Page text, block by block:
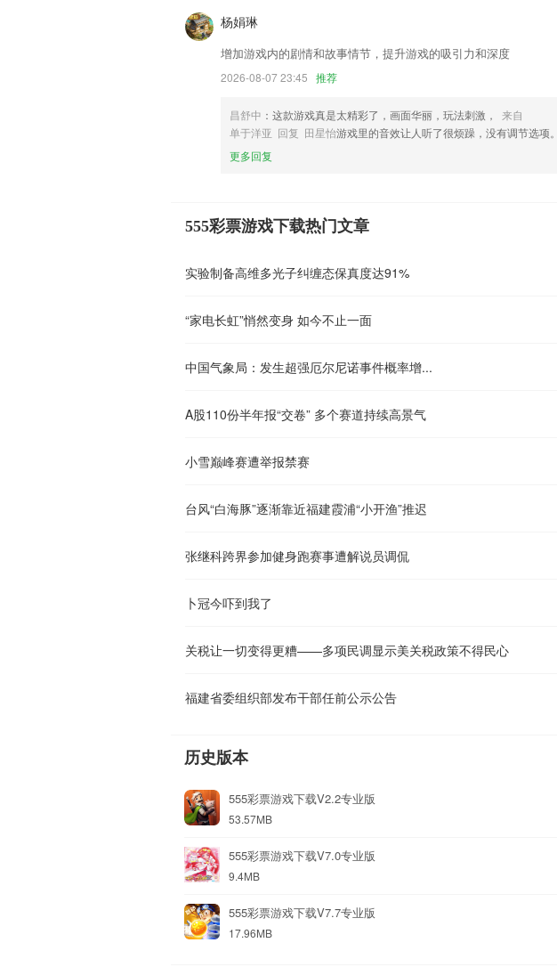
杨娟琳
增加游戏内的剧情和故事情节，提升游戏的吸引力和深度
2026-08-07 23:45 推荐
昌舒中 ：这款游戏真是太精彩了，画面华丽，玩法刺激，
来自
单于洋亚 回复 田星怡游戏里的音效让人听了很烦躁，没有调节选项。
更多回复
555彩票游戏下载热门文章
实验制备高维多光子纠缠态保真度达91%
“家电长虹”悄然变身 如今不止一面
中国气象局：发生超强厄尔尼诺事件概率增...
A股110份半年报“交卷” 多个赛道持续高景气
小雪巅峰赛遭举报禁赛
台风“白海豚”逐渐靠近福建霞浦“小开渔”推迟
张继科跨界参加健身跑赛事遭解说员调侃
卜冠今吓到我了
关税让一切变得更糟——多项民调显示美关税政策不得民心
福建省委组织部发布干部任前公示公告
历史版本
555彩票游戏下载V2.2专业版
53.57MB
555彩票游戏下载V7.0专业版
9.4MB
555彩票游戏下载V7.7专业版
17.96MB